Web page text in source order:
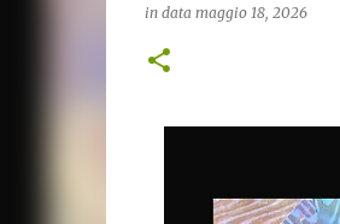
in data maggio 18, 2026